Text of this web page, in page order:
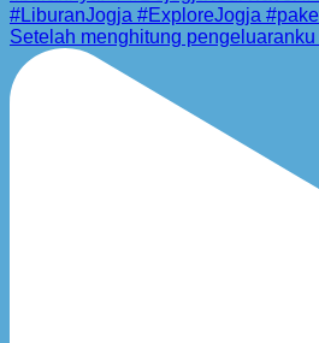
Setelah menghitung